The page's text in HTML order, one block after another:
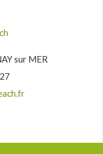
sur MER